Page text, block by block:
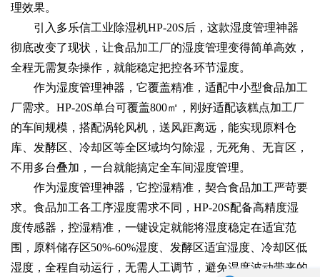
理效果。
引入多乐信工业除湿机HP-20S后，这款湿度管理神器
彻底改变了现状，让食品加工厂的湿度管理变得简单高效，
全程无需复杂操作，就能稳定把控各环节湿度。
作为湿度管理神器，它覆盖精准，适配中小型食品加工
厂需求。HP-20S单台可覆盖800㎡，刚好适配该糕点加工厂
的车间规模，搭配涡轮风机，送风距离远，能实现原料仓
库、发酵区、冷却区等全区域均匀除湿，无死角、无盲区，
不用多台叠加，一台就能搞定全车间湿度管理。
作为湿度管理神器，它控湿精准，契合食品加工严苛要
求。食品加工各工序湿度需求不同，HP-20S配备高精度湿
度传感器，控湿精准，一键设定就能将湿度稳定在适宜范
围，原料储存区50%-60%湿度、发酵区适宜湿度、冷却区低
湿度，全程自动运行，无需人工调节，避免湿度波动带来的